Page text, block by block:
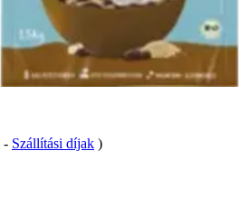
- Szállítási díjak )